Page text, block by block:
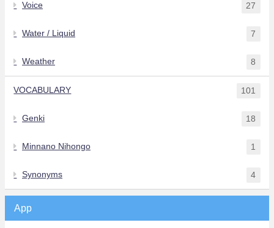
Voice 27
Water / Liquid 7
Weather 8
VOCABULARY 101
Genki 18
Minnano Nihongo 1
Synonyms 4
App